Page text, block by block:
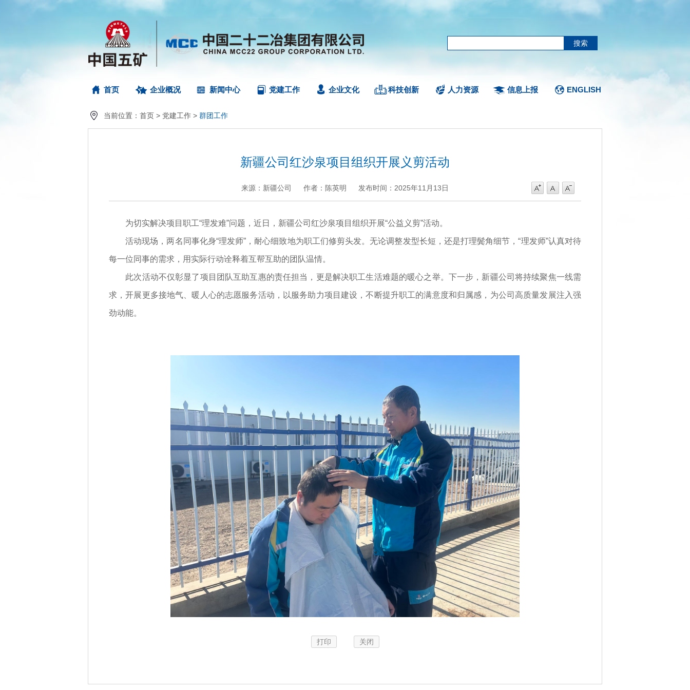
首页 企业概况 新闻中心 党建工作 企业文化 科技创新 人力资源 信息上报 ENGLISH
当前位置： 首页 > 党建工作 > 群团工作
新疆公司红沙泉项目组织开展义剪活动
来源：新疆公司 作者：陈英明 发布时间：2025年11月13日
+ -
为切实解决项目职工“理发难”问题，近日，新疆公司红沙泉项目组织开展“公益义剪”活动。
活动现场，两名同事化身“理发师”，耐心细致地为职工们修剪头发。无论调整发型长短，还是打理鬓角细节，“理发师”认真对待
每一位同事的需求，用实际行动诠释着互帮互助的团队温情。
此次活动不仅彰显了项目团队互助互惠的责任担当，更是解决职工生活难题的暖心之举。下一步，新疆公司将持续聚焦一线需
求，开展更多接地气、暖人心的志愿服务活动，以服务助力项目建设，不断提升职工的满意度和归属感，为公司高质量发展注入强
劲动能。
打印 关闭